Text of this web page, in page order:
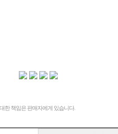
한 책임은 판매자에게 있습니다.